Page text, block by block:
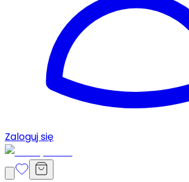
Zaloguj się